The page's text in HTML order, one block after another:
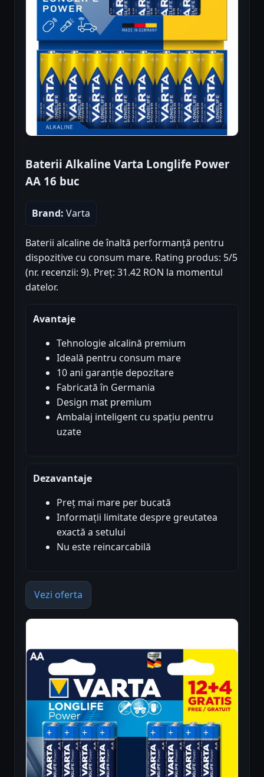
Baterii Alkaline Varta Longlife Power
AA 16 buc
Brand: Varta
Baterii alcaline de înaltă performanță pentru
dispozitive cu consum mare. Rating produs: 5/5
(nr. recenzii: 9). Preț: 31.42 RON la momentul
datelor.
Avantaje
Tehnologie alcalină premium
Ideală pentru consum mare
10 ani garanție depozitare
Fabricată în Germania
Design mat premium
Ambalaj inteligent cu spațiu pentru
uzate
Dezavantaje
Preț mai mare per bucată
Informații limitate despre greutatea
exactă a setului
Nu este reincarcabilă
Vezi oferta